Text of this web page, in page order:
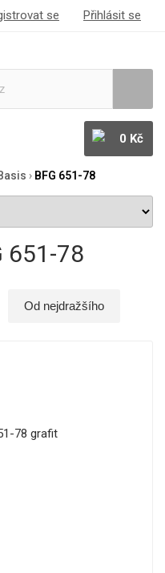
se Přihlásit se
0 Kč
› BFG 651-78
651-78
Od nejdražšího